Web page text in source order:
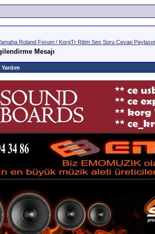
Roland Forum / KorgTr Ritim Ses Soru Cevap
Mesajı
Yardım